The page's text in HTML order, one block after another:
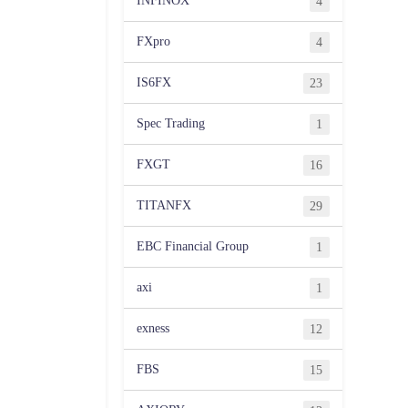
FXpro 4
IS6FX 23
Spec Trading 1
FXGT 16
TITANFX 29
EBC Financial Group 1
axi 1
exness 12
FBS 15